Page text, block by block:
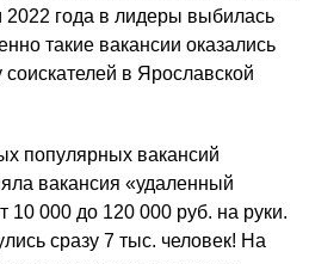
2022 года в лидеры выбилась
такие вакансии оказались
в Ярославской
популярных вакансий
вакансия «удаленный
10 000 до 120 000 руб. на руки.
сразу 7 тыс. человек! На